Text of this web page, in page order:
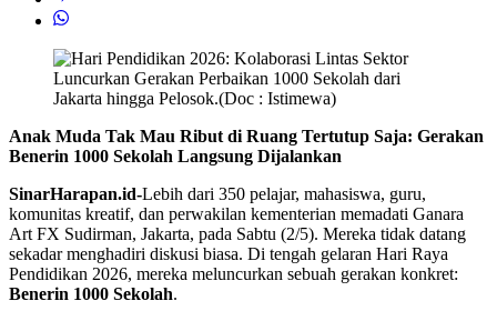
Anak Muda Tak Mau Ribut di Ruang Tertutup Saja: Gerakan
Benerin 1000 Sekolah Langsung Dijalankan
SinarHarapan.id-Lebih dari 350 pelajar, mahasiswa, guru,
komunitas kreatif, dan perwakilan kementerian memadati Ganara
Art FX Sudirman, Jakarta, pada Sabtu (2/5). Mereka tidak datang
sekadar menghadiri diskusi biasa. Di tengah gelaran Hari Raya
Pendidikan 2026, mereka meluncurkan sebuah gerakan konkret:
Benerin 1000 Sekolah.